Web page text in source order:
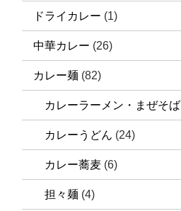
ドライカレー (1)
中華カレー (26)
カレー麺 (82)
カレーラーメン・まぜそば
カレーうどん (24)
カレー蕎麦 (6)
担々麺 (4)